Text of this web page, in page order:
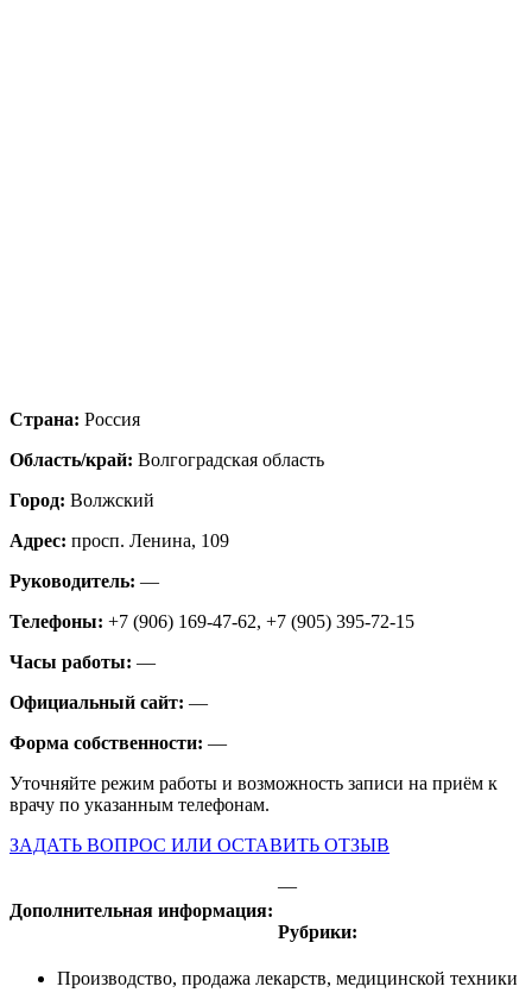
Страна: Россия
Область/край: Волгоградская область
Город: Волжский
Адрес: просп. Ленина, 109
Руководитель: —
Телефоны: +7 (906) 169-47-62, +7 (905) 395-72-15
Часы работы: —
Официальный сайт: —
Форма собственности: —
Уточняйте режим работы и возможность записи на приём к
врачу по указанным телефонам.
ЗАДАТЬ ВОПРОС ИЛИ ОСТАВИТЬ ОТЗЫВ
Дополнительная информация:
—
Рубрики:
Производство, продажа лекарств, медицинской техники